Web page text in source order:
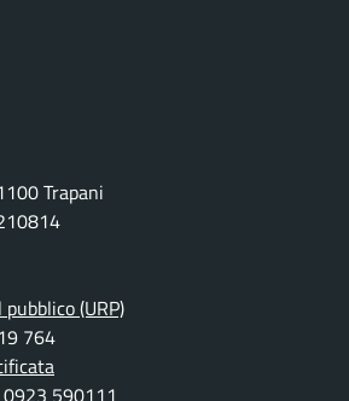
Trapani
(URP)
764
590111